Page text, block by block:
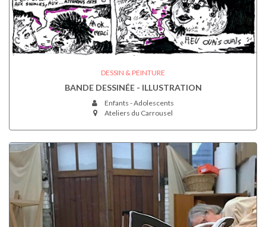
DESSIN & PEINTURE
BANDE DESSINÉE - ILLUSTRATION
Enfants - Adolescents
Ateliers du Carrousel